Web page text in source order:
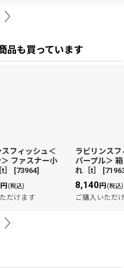
品も買っています
フィッシュ＜
ファスナー小
[73964]
円(税込)
だけます
ラビリンス
パープル＞
れ［t］
[
8,140円(税込)
ご購入いただ